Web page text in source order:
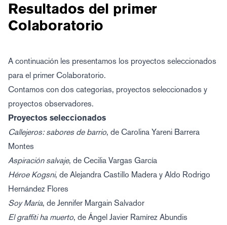
Resultados del primer
Colaboratorio
A continuación les presentamos los proyectos seleccionados
para el primer Colaboratorio.
Contamos con dos categorías, proyectos seleccionados y
proyectos observadores.
Proyectos seleccionados
Callejeros: sabores de barrio, de Carolina Yareni Barrera
Montes
Aspiración salvaje, de Cecilia Vargas García
Héroe Kogsni, de Alejandra Castillo Madera y Aldo Rodrigo
Hernández Flores
Soy María, de Jennifer Margain Salvador
El graffiti ha muerto, de Ángel Javier Ramírez Abundis